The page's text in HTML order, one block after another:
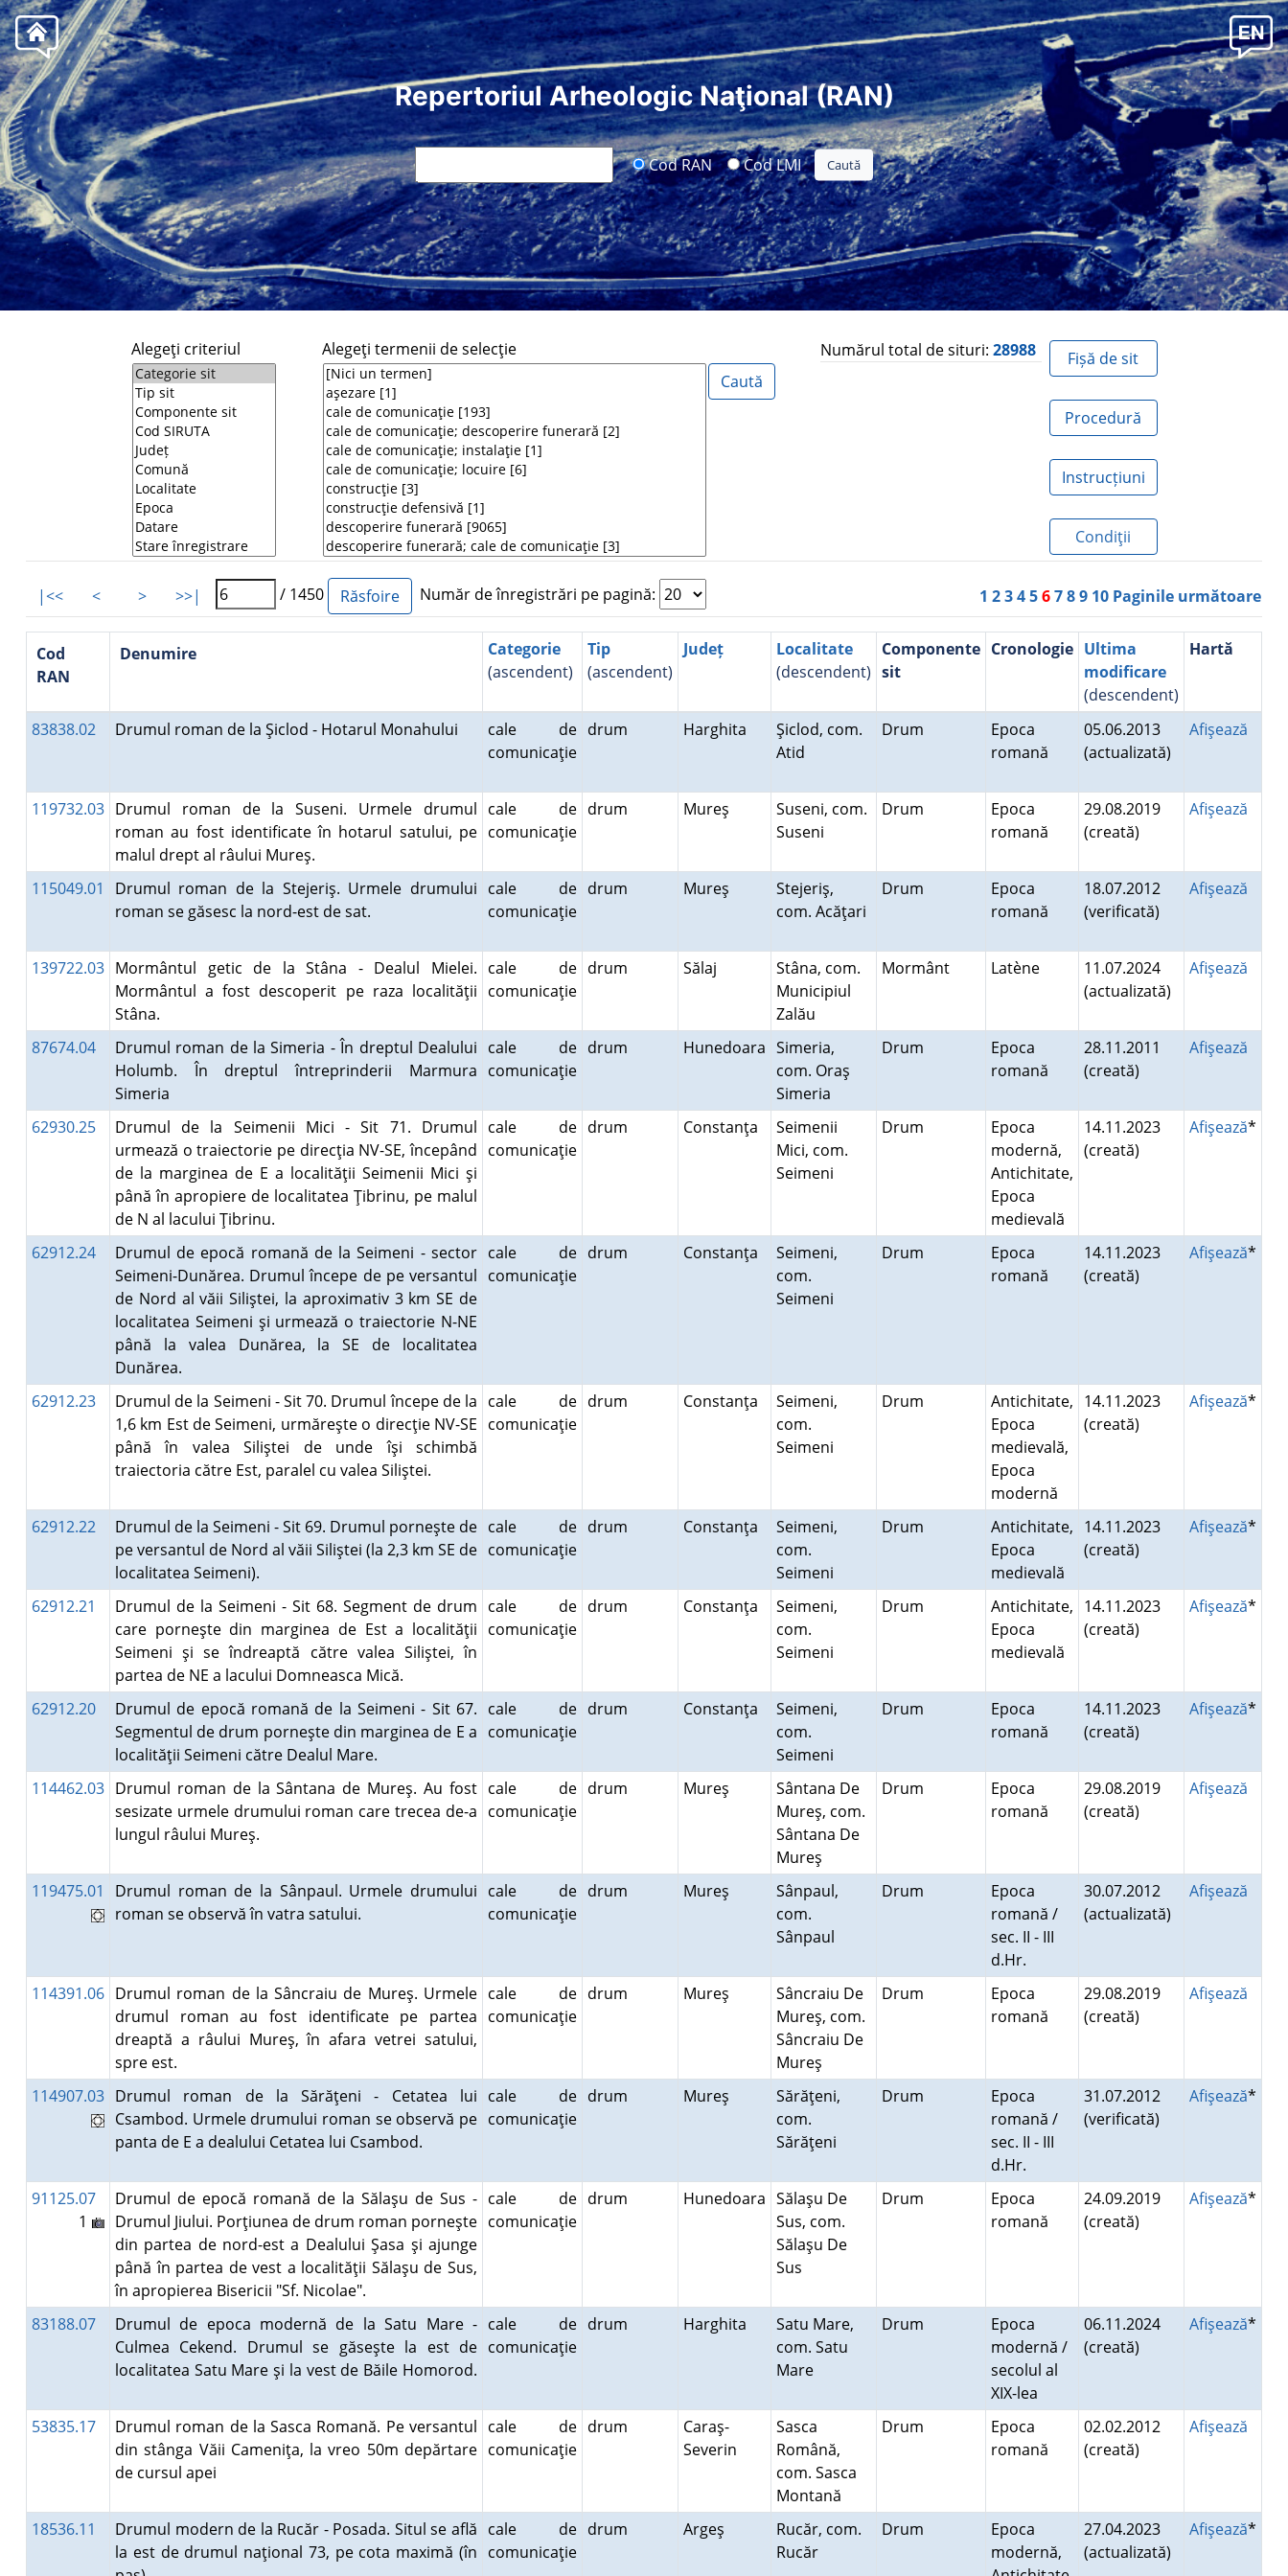
Repertoriul Arheologic Naţional (RAN)
Cod RAN Cod LMI
Alegeţi criteriul Alegeţi termenii de selecţie Numărul total de situri: 28988 Fișă de sit
Procedură
Instrucțiuni
Condiţii
|<< < > >>| / 1450 Număr de înregistrări pe pagină: 1 23456789 10 Paginile următoare
Cod
RAN
Denumire
Categorie
(ascendent)
Tip
(ascendent)
Județ
Localitate
(descendent)
Componente
sit
Cronologie Ultima
modificare
(descendent)
Hartă
83838.02 Drumul roman de la Şiclod - Hotarul Monahului
cale de
comunicaţie
drum Harghita
Şiclod, com.
Atid
Drum
Epoca
romană
05.06.2013
(actualizată)
Afişează
119732.03 Drumul roman de la Suseni. Urmele drumul
roman au fost identificate în hotarul satului, pe
malul drept al râului Mureş.
cale de
comunicaţie
drum Mureş
Suseni, com.
Suseni
Drum
Epoca
romană
29.08.2019
(creată)
Afişează
115049.01
Drumul roman de la Stejeriş. Urmele drumului
roman se găsesc la nord-est de sat.
cale de
comunicaţie
drum Mureş
Stejeriş,
com. Acăţari
Drum
Epoca
romană
18.07.2012
(verificată)
Afişează
139722.03 Mormântul getic de la Stâna - Dealul Mielei.
Mormântul a fost descoperit pe raza localităţii
Stâna.
cale de
comunicaţie
drum Sălaj
Stâna, com.
Municipiul
Zalău
Mormânt Latène
11.07.2024
(actualizată)
Afişează
87674.04
Drumul roman de la Simeria - În dreptul Dealului
Holumb. În dreptul întreprinderii Marmura
Simeria
cale de
comunicaţie
drum Hunedoara Simeria,
com. Oraş
Simeria
Drum
Epoca
romană
28.11.2011
(creată)
Afişează
62930.25
Drumul de la Seimenii Mici - Sit 71. Drumul
urmează o traiectorie pe direcţia NV-SE, începând
de la marginea de E a localităţii Seimenii Mici şi
până în apropiere de localitatea Ţibrinu, pe malul
de N al lacului Ţibrinu.
cale de
comunicaţie
drum Constanţa
Seimenii
Mici, com.
Seimeni
Drum
Epoca
modernă,
Antichitate,
Epoca
medievală
14.11.2023
(creată)
Afişează*
62912.24
Drumul de epocă romană de la Seimeni - sector
Seimeni-Dunărea. Drumul începe de pe versantul
de Nord al văii Siliştei, la aproximativ 3 km SE de
localitatea Seimeni şi urmează o traiectorie N-NE
până la valea Dunărea, la SE de localitatea
Dunărea.
cale de
comunicaţie
drum Constanţa
Seimeni,
com.
Seimeni
Drum
Epoca
romană
14.11.2023
(creată)
Afişează*
62912.23
Drumul de la Seimeni - Sit 70. Drumul începe de la
1,6 km Est de Seimeni, urmăreşte o direcţie NV-SE
până în valea Siliştei de unde îşi schimbă
traiectoria către Est, paralel cu valea Siliştei.
cale de
comunicaţie
drum Constanţa
Seimeni,
com.
Seimeni
Drum
Antichitate,
Epoca
medievală,
Epoca
modernă
14.11.2023
(creată)
Afişează*
62912.22
Drumul de la Seimeni - Sit 69. Drumul porneşte de
pe versantul de Nord al văii Siliştei (la 2,3 km SE de
localitatea Seimeni).
cale de
comunicaţie
drum Constanţa
Seimeni,
com.
Seimeni
Drum
Antichitate,
Epoca
medievală
14.11.2023
(creată)
Afişează*
62912.21
Drumul de la Seimeni - Sit 68. Segment de drum
care porneşte din marginea de Est a localităţii
Seimeni şi se îndreaptă către valea Siliştei, în
partea de NE a lacului Domneasca Mică.
cale de
comunicaţie
drum Constanţa
Seimeni,
com.
Seimeni
Drum
Antichitate,
Epoca
medievală
14.11.2023
(creată)
Afişează*
62912.20
Drumul de epocă romană de la Seimeni - Sit 67.
Segmentul de drum porneşte din marginea de E a
localităţii Seimeni către Dealul Mare.
cale de
comunicaţie
drum Constanţa
Seimeni,
com.
Seimeni
Drum
Epoca
romană
14.11.2023
(creată)
Afişează*
114462.03 Drumul roman de la Sântana de Mureş. Au fost
sesizate urmele drumului roman care trecea de-a
lungul râului Mureş.
cale de
comunicaţie
drum Mureş
Sântana De
Mureş, com.
Sântana De
Mureş
Drum
Epoca
romană
29.08.2019
(creată)
Afişează
119475.01
Drumul roman de la Sânpaul. Urmele drumului
roman se observă în vatra satului.
cale de
comunicaţie
drum Mureş
Sânpaul,
com.
Sânpaul
Drum
Epoca
romană /
sec. II - III
d.Hr.
30.07.2012
(actualizată)
Afişează
114391.06 Drumul roman de la Sâncraiu de Mureş. Urmele
drumul roman au fost identificate pe partea
dreaptă a râului Mureş, în afara vetrei satului,
spre est.
cale de
comunicaţie
drum Mureş
Sâncraiu De
Mureş, com.
Sâncraiu De
Mureş
Drum
Epoca
romană
29.08.2019
(creată)
Afişează
114907.03 Drumul roman de la Sărăţeni - Cetatea lui
Csambod. Urmele drumului roman se observă pe
panta de E a dealului Cetatea lui Csambod.
cale de
comunicaţie
drum Mureş
Sărăţeni,
com.
Sărăţeni
Drum
Epoca
romană /
sec. II - III
d.Hr.
31.07.2012
(verificată)
Afişează*
91125.07
1
Drumul de epocă romană de la Sălaşu de Sus -
Drumul Jiului. Porţiunea de drum roman porneşte
din partea de nord-est a Dealului Şasa şi ajunge
până în partea de vest a localităţii Sălaşu de Sus,
în apropierea Bisericii "Sf. Nicolae".
cale de
comunicaţie
drum Hunedoara Sălaşu De
Sus, com.
Sălaşu De
Sus
Drum
Epoca
romană
24.09.2019
(creată)
Afişează*
83188.07
Drumul de epoca modernă de la Satu Mare -
Culmea Cekend. Drumul se găseşte la est de
localitatea Satu Mare şi la vest de Băile Homorod.
cale de
comunicaţie
drum Harghita
Satu Mare,
com. Satu
Mare
Drum
Epoca
modernă /
secolul al
XIX-lea
06.11.2024
(creată)
Afişează*
53835.17
Drumul roman de la Sasca Romană. Pe versantul
din stânga Văii Cameniţa, la vreo 50m depărtare
de cursul apei
cale de
comunicaţie
drum
Caraş-
Severin
Sasca
Română,
com. Sasca
Montană
Drum
Epoca
romană
02.02.2012
(creată)
Afişează
18536.11
Drumul modern de la Rucăr - Posada. Situl se află
la est de drumul naţional 73, pe cota maximă (în
cale de
comunicaţie
drum Argeş
Rucăr, com.
Rucăr
Drum
Epoca
modernă,
27.04.2023
(actualizată)
Afişează*